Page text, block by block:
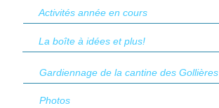
Gardiennage de la cantine des Gollières
La boîte à idées et plus!
Activités année en cours
Photos